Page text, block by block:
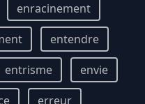
enracinement
entendre
entrisme
envie
erreur